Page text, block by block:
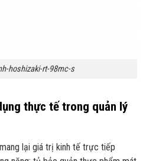
hoshizaki-rt-98mc-s
thực tế trong quản lý
lại giá trị kinh tế trực tiếp